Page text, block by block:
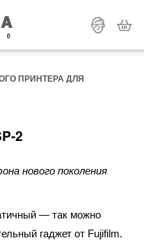
ПРИНТЕРА ДЛЯ
2
нового поколения
— так можно
гаджет от Fujifilm.